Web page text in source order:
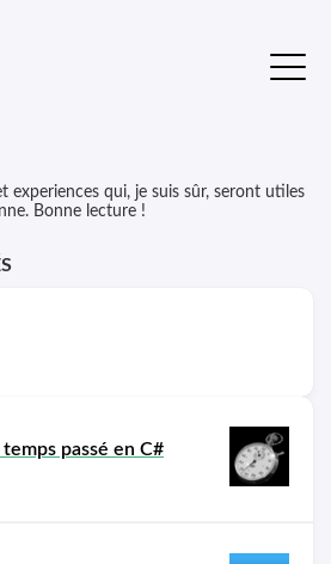
experiences qui, je suis sûr, seront utiles
Bonne lecture !
passé en C#